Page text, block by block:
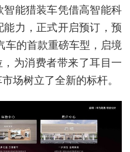
能猎装车凭借高智能科
力，正式开启预订，预
车的首款重磅车型，启境
为消费者带来了耳目一
场树立了全新的标杆。